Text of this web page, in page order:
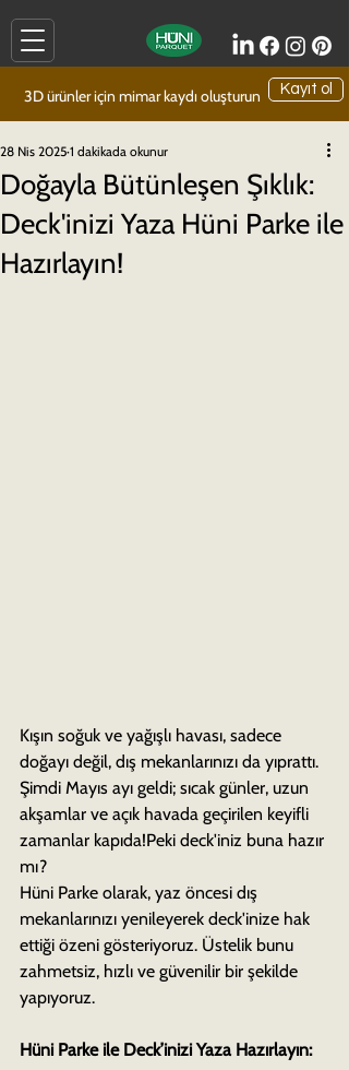
3D ürünler için mimar kaydı oluşturun Kayıt ol
Doğayla Bütünleşen Şıklık:
Deck'inizi Yaza Hüni Parke ile
Hazırlayın!
28 Nis 2025 1 dakikada okunur
Kışın soğuk ve yağışlı havası, sadece
doğayı değil, dış mekanlarınızı da yıprattı.
Şimdi Mayıs ayı geldi; sıcak günler, uzun
akşamlar ve açık havada geçirilen keyifli
zamanlar kapıda!Peki deck'iniz buna hazır
mı?
Hüni Parke olarak, yaz öncesi dış
mekanlarınızı yenileyerek deck'inize hak
ettiği özeni gösteriyoruz. Üstelik bunu
zahmetsiz, hızlı ve güvenilir bir şekilde
yapıyoruz.
Hüni Parke ile Deck’inizi Yaza Hazırlayın: